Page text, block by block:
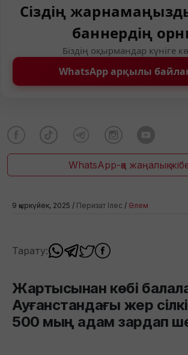
Сіздің
баннердің
Біздің оқырмандар күніге
WhatsApp арқылы
WhatsApp-қа жаңалық
9 қыркүйек, 2025 / Перизат Ілес / Әлем
Тарату:
Жартысынан көбі
Ауғанстандағы жер
500 мың адам зардап